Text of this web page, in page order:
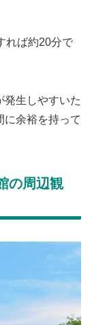
れば約20分で
生しやすいた
に余裕を持って
の周辺観